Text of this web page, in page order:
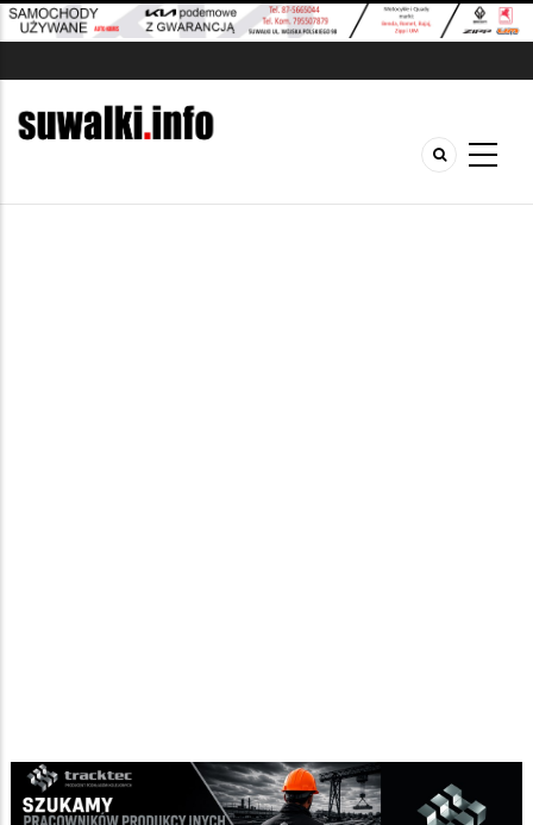
Ścieżka
Strona główna Wiadomości/Wiadomości z regionu
Obce drony w przestrzeni powietrznej nad wschodnią Polską